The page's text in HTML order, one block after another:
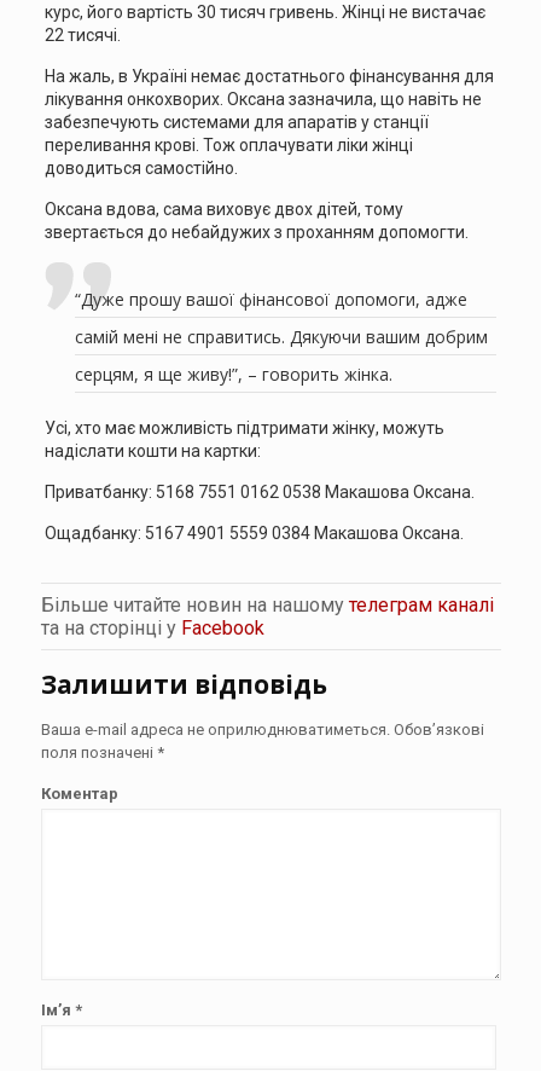
курс, його вартість 30 тисяч гривень. Жінці не вистачає
22 тисячі.
На жаль, в Україні немає достатнього фінансування для
лікування онкохворих. Оксана зазначила, що навіть не
забезпечують системами для апаратів у станції
переливання крові. Тож оплачувати ліки жінці
доводиться самостійно.
Оксана вдова, сама виховує двох дітей, тому
звертається до небайдужих з проханням допомогти.
“Дуже прошу вашої фінансової допомоги, адже
самій мені не справитись. Дякуючи вашим добрим
серцям, я ще живу!”, – говорить жінка.
Усі, хто має можливість підтримати жінку, можуть
надіслати кошти на картки:
Приватбанку: 5168 7551 0162 0538 Макашова Оксана.
Ощадбанку: 5167 4901 5559 0384 Макашова Оксана.
Більше читайте новин на нашомутелеграм каналі
та на сторінці у Facebook
Залишити відповідь
Ваша e-mail адреса не оприлюднюватиметься. Обов’язкові
поля позначені *
Коментар
Ім’я *